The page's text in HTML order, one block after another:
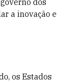
dos
a inovação e
os Estados